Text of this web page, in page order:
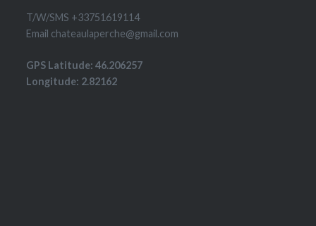
T/W/SMS +33751619114
Email chateaulaperche@gmail.com
GPS Latitude: 46.206257
Longitude: 2.82162